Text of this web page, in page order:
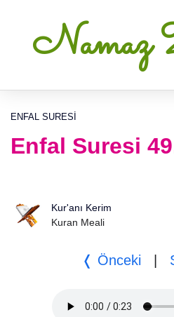
Namaz
ENFAL SURESI
Enfal Suresi
Kur'anı Kerim
Kuran Meali
❬ Önceki